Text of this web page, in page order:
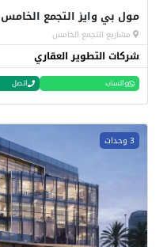
مول بي وايز التجمع الخامس B Wise Mall New Cairo
مشاريع التجمع الخامس
شركات التطوير العقاري
واتساب اتصل
3 وحدات